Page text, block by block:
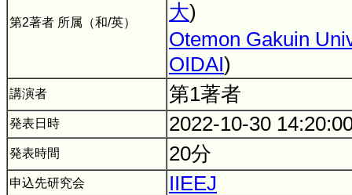
第2著者 所属（和/英）
大)
Otemon Gakuin
OIDAI)
講演者 第1著者
発表日時 2022-10-30
発表時間 20分
申込先研究会 IIEEJ